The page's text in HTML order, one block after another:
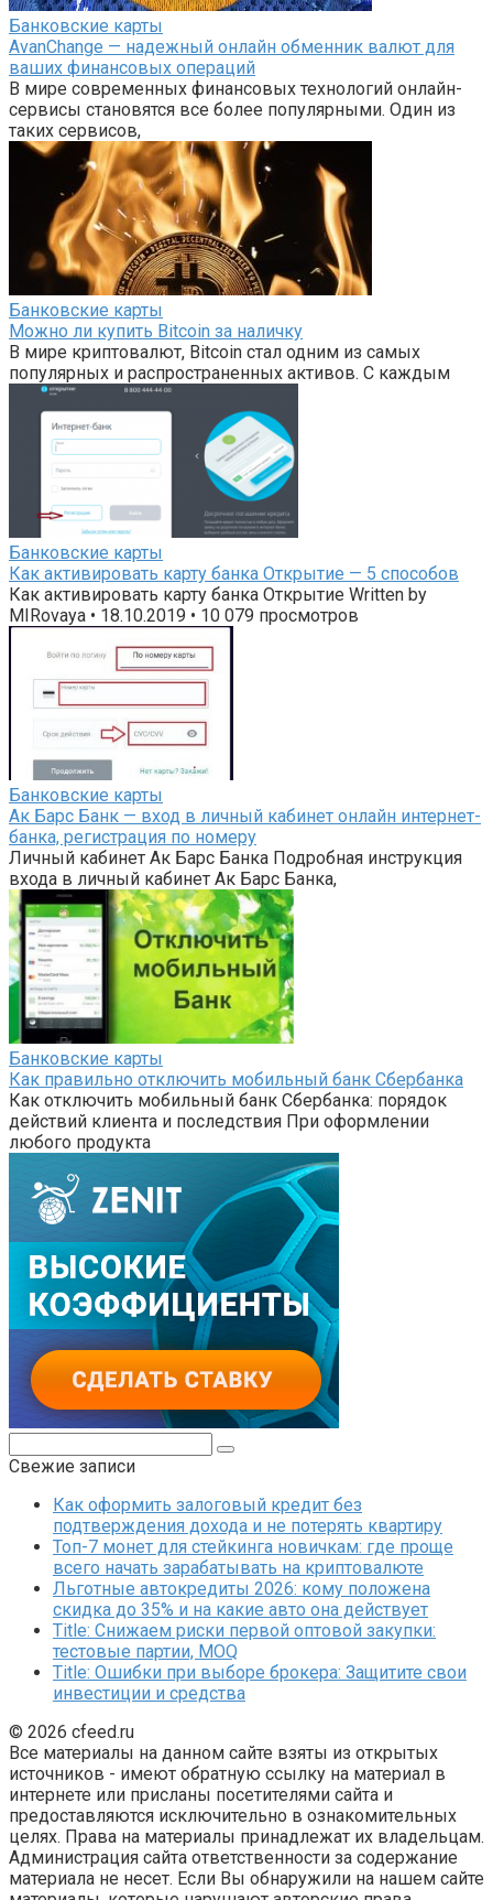
Банковские карты
AvanChange — надежный онлайн обменник валют для
ваших финансовых операций
В мире современных финансовых технологий онлайн-
сервисы становятся все более популярными. Один из
таких сервисов,
Банковские карты
Можно ли купить Bitcoin за наличку
В мире криптовалют, Bitcoin стал одним из самых
популярных и распространенных активов. С каждым
Банковские карты
Как активировать карту банка Открытие — 5 способов
Как активировать карту банка Открытие Written by
MIRovaya • 18.10.2019 • 10 079 просмотров
Банковские карты
Ак Барс Банк — вход в личный кабинет онлайн интернет-
банка, регистрация по номеру
Личный кабинет Ак Барс Банка Подробная инструкция
входа в личный кабинет Ак Барс Банка,
Банковские карты
Как правильно отключить мобильный банк Сбербанка
Как отключить мобильный банк Сбербанка: порядок
действий клиента и последствия При оформлении
любого продукта
Свежие записи
Как оформить залоговый кредит без
подтверждения дохода и не потерять квартиру
Топ-7 монет для стейкинга новичкам: где проще
всего начать зарабатывать на криптовалюте
Льготные автокредиты 2026: кому положена
скидка до 35% и на какие авто она действует
Title: Снижаем риски первой оптовой закупки:
тестовые партии, MOQ
Title: Ошибки при выборе брокера: Защитите свои
инвестиции и средства
© 2026 cfeed.ru
Все материалы на данном сайте взяты из открытых
источников - имеют обратную ссылку на материал в
интернете или присланы посетителями сайта и
предоставляются исключительно в ознакомительных
целях. Права на материалы принадлежат их владельцам.
Администрация сайта ответственности за содержание
материала не несет. Если Вы обнаружили на нашем сайте